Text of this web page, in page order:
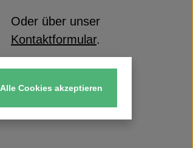
Oder über unser
Kontaktformular.
Alle Cookies akzeptieren